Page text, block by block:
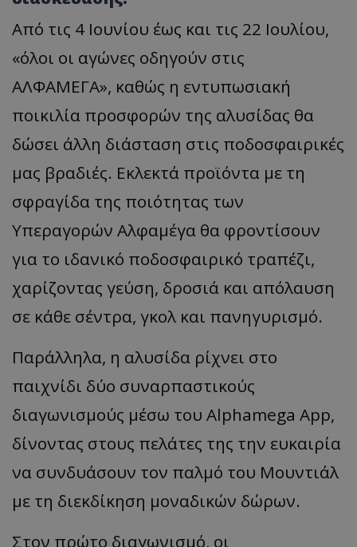
Από τις 4 Ιουνίου έως και τις 22 Ιουλίου,
«όλοι οι αγώνες οδηγούν στις
ΑΛΦΑΜΕΓΑ», καθώς η εντυπωσιακή
ποικιλία προσφορών της αλυσίδας θα
δώσει άλλη διάσταση στις ποδοσφαιρικές
μας βραδιές. Εκλεκτά προϊόντα με τη
σφραγίδα της ποιότητας των
Υπεραγορών Αλφαμέγα θα φροντίσουν
για το ιδανικό ποδοσφαιρικό τραπέζι,
χαρίζοντας γεύση, δροσιά και απόλαυση
σε κάθε σέντρα, γκολ και πανηγυρισμό.
Παράλληλα, η αλυσίδα ρίχνει στο
παιχνίδι δύο συναρπαστικούς
διαγωνισμούς μέσω του Alphamega App,
δίνοντας στους πελάτες της την ευκαιρία
να συνδυάσουν τον παλμό του Μουντιάλ
με τη διεκδίκηση μοναδικών δώρων.
Στον πρώτο διαγωνισμό, οι